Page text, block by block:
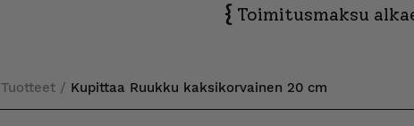
{ Toimitusmaksu
Tuotteet / Kupittaa Ruukku kaksikorvainen 20 cm